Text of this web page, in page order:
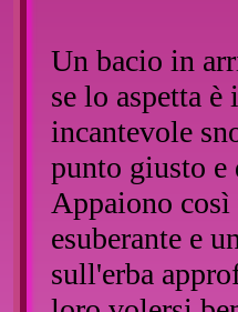
Un bacio in
se lo aspetta
incantevole
punto giusto e
Appaiono
esuberante e
sull'erba